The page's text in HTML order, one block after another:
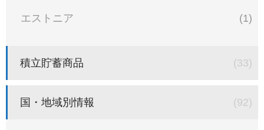
エストニア (1)
積立貯蓄商品 (33)
国・地域別情報 (92)